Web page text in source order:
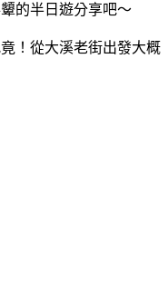
的半日遊分享吧～
！從大溪老街出發大概